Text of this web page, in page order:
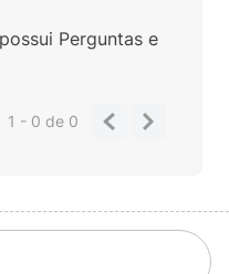
Perguntas e
1 - 0de 0